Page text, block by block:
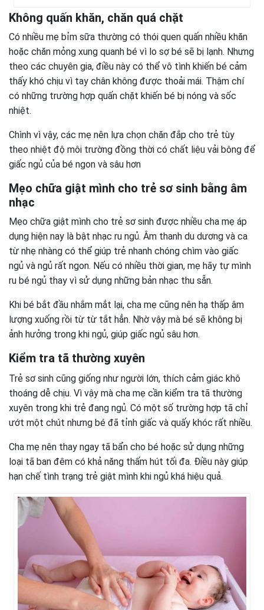
Không quấn khăn, chăn quá chặt
Có nhiều mẹ bỉm sữa thường có thói quen quấn nhiều khăn
hoặc chăn mỏng xung quanh bé vì lo sợ bé sẽ bị lạnh. Nhưng
theo các chuyên gia, điều này có thể vô tình khiến bé cảm
thấy khó chịu vì tay chân không được thoải mái. Thậm chí
có những trường hợp quấn chặt khiến bé bị nóng và sốc
nhiệt.
Chình vì vậy, các mẹ nên lựa chọn chăn đắp cho trẻ tùy
theo nhiệt độ môi trường đồng thời có chất liệu vải bông để
giấc ngủ của bé ngon và sâu hơn
Mẹo chữa giật mình cho trẻ sơ sinh bằng âm
nhạc
Mẹo chữa giật mình cho trẻ sơ sinh được nhiều cha mẹ áp
dụng hiện nay là bật nhạc ru ngủ. Âm thanh du dương và ca
từ nhẹ nhàng có thể giúp trẻ nhanh chóng chìm vào giấc
ngủ và ngủ rất ngon. Nếu có nhiều thời gian, mẹ hãy tự mình
ru bé ngủ thay vì sử dụng những bản nhạc thu sẵn.
Khi bé bắt đầu nhắm mắt lại, cha mẹ cũng nên hạ thấp âm
lượng xuống rồi từ từ tắt hẳn. Nhờ vậy mà bé sẽ không bị
ảnh hưởng trong khi ngủ, giúp giấc ngủ sâu hơn.
Kiểm tra tã thường xuyên
Trẻ sơ sinh cũng giống như người lớn, thích cảm giác khô
thoáng dễ chịu. Vì vậy mà cha mẹ cần kiểm tra tã thường
xuyên trong khi trẻ đang ngủ. Có một số trường hợp tã chỉ
ướt một chút nhưng bé đã tỉnh giấc và quấy khóc rất nhiều.
Cha mẹ nên thay ngay tã bẩn cho bé hoặc sử dụng những
loại tã ban đêm có khả năng thấm hút tối đa. Điều này giúp
hạn chế tình trạng trẻ giật mình khi ngủ khá hiệu quả.